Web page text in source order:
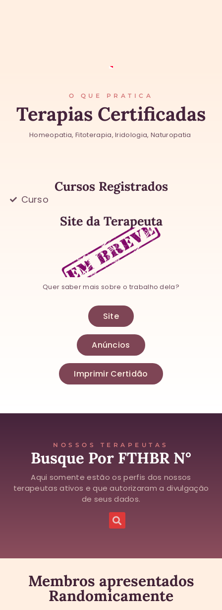
O QUE PRATICA
Terapias Certificadas
Homeopatia, Fitoterapia, Iridologia, Naturopatia
Cursos Registrados
Curso
Site da Terapeuta
Quer saber mais sobre o trabalho dela?
Site
Anúncios
Imprimir Certidão
NOSSOS TERAPEUTAS
Busque Por FTHBR N°
Aqui somente estão os perfis dos nossos
terapeutas ativos e que autorizaram a divulgação
de seus dados.
Membros apresentados
Randomicamente